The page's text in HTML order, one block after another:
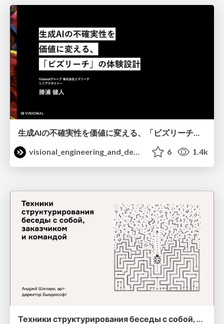
生成AIの不確実性を価値に変える、「ビズリーチ」の体験設計 / KNOTS2026
visional_engineering_and_design
6 1.4k